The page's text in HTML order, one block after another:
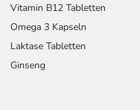
Vitamin B12 Tabletten
Omega 3 Kapseln
Laktase Tabletten
Ginseng